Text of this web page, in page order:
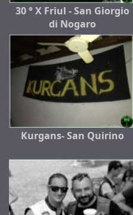
30 ° X Friul - San Giorgio
di Nogaro
Kurgans- San Quirino